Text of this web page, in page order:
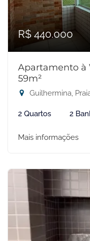
R$ 440.000
Apartamento à
59m²
Guilhermina,
2 Quartos 2
Mais informações